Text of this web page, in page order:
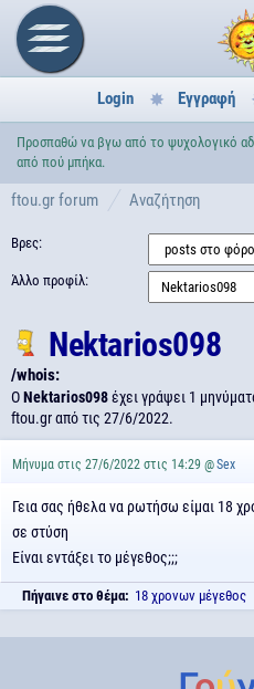
Login Εγγραφή
Προσπαθώ να βγω από το ψυχολογικό
από πού μπήκα.
ftou.gr forum Αναζήτηση
Nektarios098
Βρες:
Άλλο προφίλ:
/whois:
ΟNektarios098έχει γράψει 1
ftou.gr από τις 27/6/2022.
Μήνυμα στις 27/6/2022 στις 14:29 @Sex
Γεια σας ήθελα να ρωτήσω είμαι 18
σε στύση
Είναι εντάξει το μέγεθος;;;
Πήγαινε στο θέμα: 18 χρονων μέγεθος